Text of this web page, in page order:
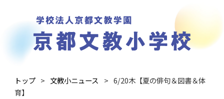
トップ 文教小ニュース
6/20木【夏の俳句＆図書＆体
育】